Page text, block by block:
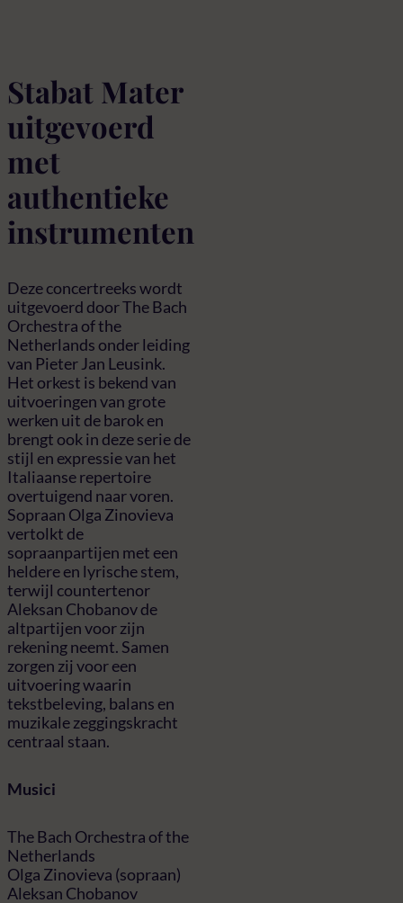
Stabat Mater
uitgevoerd
met
authentieke
instrumenten
Deze concertreeks wordt
uitgevoerd door The Bach
Orchestra of the
Netherlands onder leiding
van Pieter Jan Leusink.
Het orkest is bekend van
uitvoeringen van grote
werken uit de barok en
brengt ook in deze serie de
stijl en expressie van het
Italiaanse repertoire
overtuigend naar voren.
Sopraan Olga Zinovieva
vertolkt de
sopraanpartijen met een
heldere en lyrische stem,
terwijl countertenor
Aleksan Chobanov de
altpartijen voor zijn
rekening neemt. Samen
zorgen zij voor een
uitvoering waarin
tekstbeleving, balans en
muzikale zeggingskracht
centraal staan.
Musici
The Bach Orchestra of the
Netherlands
Olga Zinovieva (sopraan)
Aleksan Chobanov